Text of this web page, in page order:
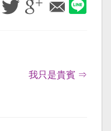
我只是貴賓 ⇒